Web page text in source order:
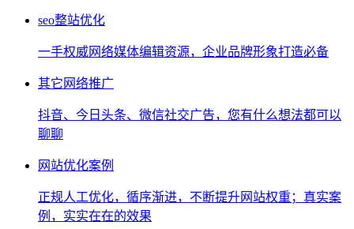
seo整站优化
一手权威网络媒体编辑资源，企业品牌形象打造必备
其它网络推广
抖音、今日头条、微信社交广告，您有什么想法都可以
聊聊
网站优化案例
正规人工优化，循序渐进，不断提升网站权重；真实案
例，实实在在的效果